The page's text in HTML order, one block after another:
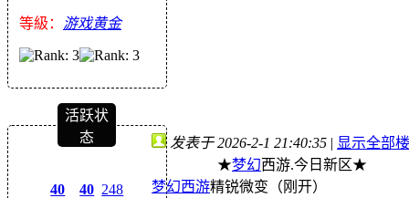
等級： 游戏黄金
活跃状
态
40 40 248
发表于 2026-2-1 21:40:35 | 显示全部
★梦幻西游.今日新区★
梦幻西游精锐微变（刚开）